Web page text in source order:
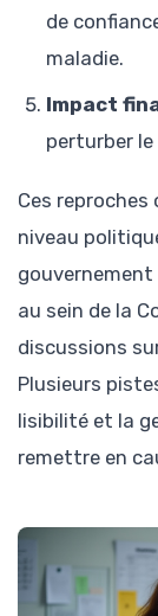
de
maladie.
Impact
perturber
Ces
niveau
gouvernement
au sein de la
discussions
Plusieurs
lisibilité et la
remettre en